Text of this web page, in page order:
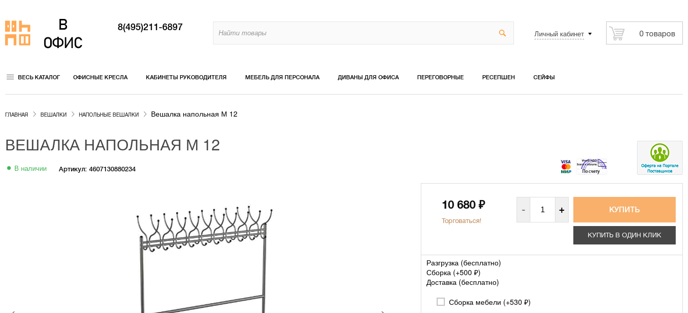
8(495)211-6897
Личный кабинет 0 товаров
ВЕСЬ КАТАЛОГ ОФИСНЫЕ КРЕСЛА КАБИНЕТЫ РУКОВОДИТЕЛЯ МЕБЕЛЬ ДЛЯ ПЕРСОНАЛА ДИВАНЫ ДЛЯ ОФИСА ПЕРЕГОВОРНЫЕ РЕСЕПШЕН СЕЙФЫ
ГЛАВНАЯ ВЕШАЛКИ НАПОЛЬНЫЕ ВЕШАЛКИ Вешалка напольная М 12
ВЕШАЛКА НАПОЛЬНАЯ М 12
В наличии Артикул: 4607130880234
10 680 ₽
Торговаться!
- +
КУПИТЬ В ОДИН КЛИК
Разгрузка (бесплатно)
Сборка (+500 ₽)
Доставка (бесплатно)
Сборка мебели (+530 ₽)